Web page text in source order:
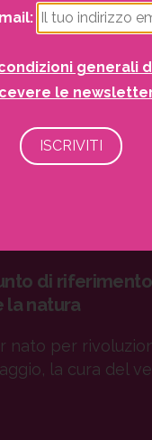
di
la natura
nato per
la cura del
generali
le